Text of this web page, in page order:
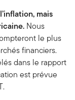
mais
Nous
le plus
financiers.
dans le rapport
est prévue